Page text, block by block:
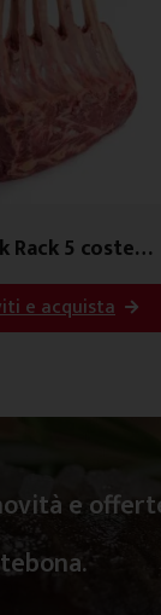
Rack 5 coste
e acquista
e